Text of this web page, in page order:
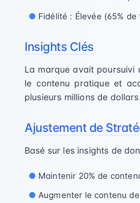
Fidélité : Élevée (65%
Insights Clés
La marque avait poursuivi
le contenu pratique et
plusieurs millions de
Ajustement de
Basé sur les insights de
Maintenir 20% de
Augmenter le contenu